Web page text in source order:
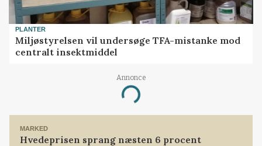
PLANTER
Miljøstyrelsen vil undersøge TFA-mistanke mod
centralt insektmiddel
Annonce
Loading...
MARKED
Hvedeprisen sprang næsten 6 procent